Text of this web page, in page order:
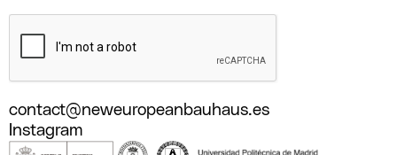
contact@neweuropeanbauhaus.es
Instagram